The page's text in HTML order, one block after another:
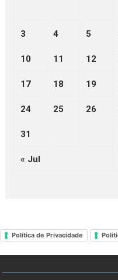
3 4 5
10 11 12
17 18 19
24 25 26
31
« Jul
Política de Privacidade